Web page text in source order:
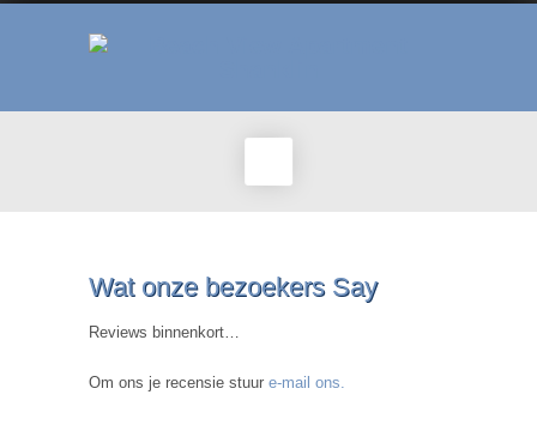
Wat onze bezoekers Say
Reviews binnenkort…
Om ons je recensie stuur e-mail ons.